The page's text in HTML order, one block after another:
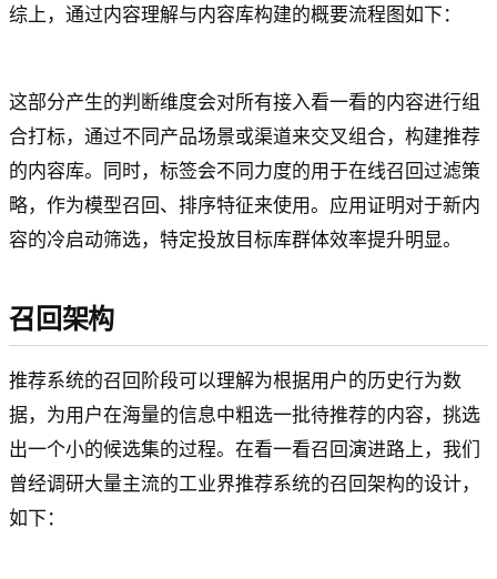
综上，通过内容理解与内容库构建的概要流程图如下：
这部分产生的判断维度会对所有接入看一看的内容进行组
合打标，通过不同产品场景或渠道来交叉组合，构建推荐
的内容库。同时，标签会不同力度的用于在线召回过滤策
略，作为模型召回、排序特征来使用。应用证明对于新内
容的冷启动筛选，特定投放目标库群体效率提升明显。
召回架构
推荐系统的召回阶段可以理解为根据用户的历史行为数
据，为用户在海量的信息中粗选一批待推荐的内容，挑选
出一个小的候选集的过程。在看一看召回演进路上，我们
曾经调研大量主流的工业界推荐系统的召回架构的设计，
如下：